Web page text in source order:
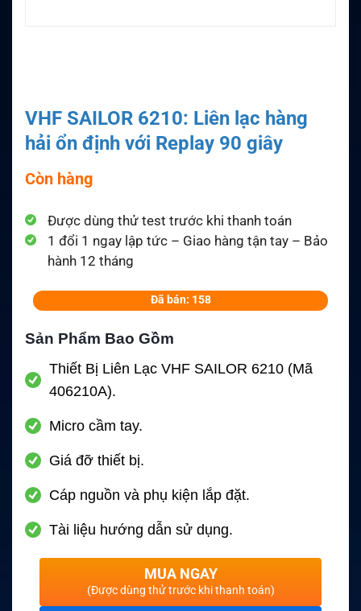
VHF SAILOR 6210: Liên lạc hàng
hải ổn định với Replay 90 giây
Còn hàng
Được dùng thử test trước khi thanh toán
1 đổi 1 ngay lập tức – Giao hàng tận tay – Bảo
hành 12 tháng
Đã bán: 158
Sản Phẩm Bao Gồm
Thiết Bị Liên Lạc VHF SAILOR 6210 (Mã
406210A).
Micro cầm tay.
Giá đỡ thiết bị.
Cáp nguồn và phụ kiện lắp đặt.
Tài liệu hướng dẫn sử dụng.
MUA NGAY
(Được dùng thử trước khi thanh toán)